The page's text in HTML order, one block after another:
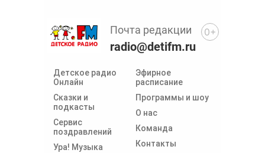
Детское радио
Онлайн
Сказки и
подкасты
Сервис
поздравлений
Ура! Музыка
Эфирное
расписание
Программы и шоу
О нас
Команда
Контакты
Почта редакции
radio@detifm.ru
0+